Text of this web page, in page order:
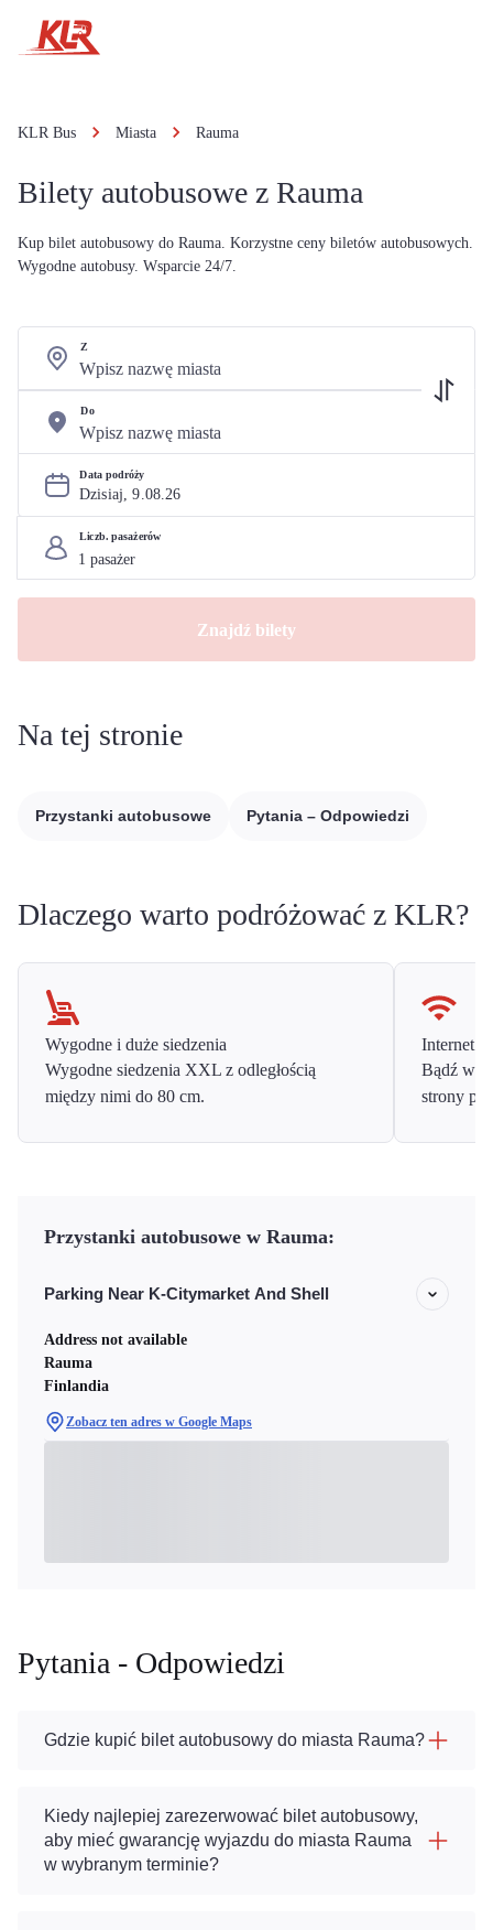
KLR Bus Miasta Rauma
Bilety autobusowe z Rauma
Kup bilet autobusowy do Rauma. Korzystne ceny biletów autobusowych.
Wygodne autobusy. Wsparcie 24/7.
Z
Do
Data podróży
Dzisiaj, 9.08.26
Liczb. pasażerów
Znajdź bilety
Na tej stronie
Przystanki autobusowe Pytania – Odpowiedzi
Dlaczego warto podróżować z KLR?
Wygodne i duże siedzenia
Wygodne siedzenia XXL z odległością
między nimi do 80 cm.
Internet
Bądź w
strony
Przystanki autobusowe w Rauma:
Parking Near K-Citymarket And Shell
Address not available
Rauma
Finlandia
Zobacz ten adres w Google Maps
Pytania - Odpowiedzi
Gdzie kupić bilet autobusowy do miasta Rauma?
Kiedy najlepiej zarezerwować bilet autobusowy,
aby mieć gwarancję wyjazdu do miasta Rauma
w wybranym terminie?